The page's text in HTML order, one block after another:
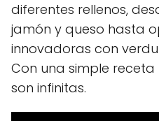
diferentes rellenos,
jamón y queso hasta
innovadoras con
Con una simple
son infinitas.